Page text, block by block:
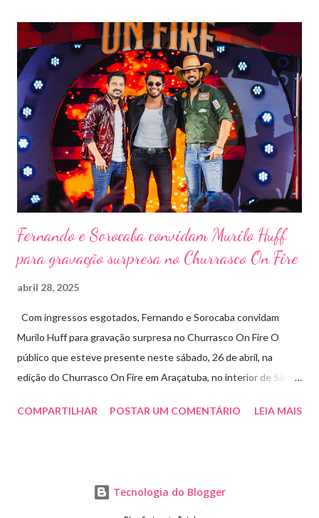
requisitados pelos organizadores de eventos em todo o país.
Pela segunda vez, a organização do evento está a cargo da
Marini Eventos — empresa com ampla experiência na promoção
de grandes festivais pelo Brasil, como a retomada da FAPIL
(Feira Agropecuária e Industrial de Leme) no ano passado. O
Pontal Rodeo Music reforça mais uma vez seu compromisso
social: os ingressos poderão ser trocados por 1 kg de alimento
não perecível. Toda a arr...
Fernando e Sorocaba convidam Murilo Huff
para gravação surpresa no Churrasco On Fire
abril 28, 2025
Com ingressos esgotados, Fernando e Sorocaba convidam
Murilo Huff para gravação surpresa no Churrasco On Fire O
público que esteve presente neste sábado, 26 de abril, na
edição do Churrasco On Fire em Araçatuba, no interior de São
Huff subiu ao palco de surpresa para gravar duas faixas ao lado
Fire. Murilo gravou ao lado de Fernando e Sorocaba a inédita “Já
COMPARTILHAR POSTAR UM COMENTÁRIO LEIA MAIS
Tecnologia do Blogger